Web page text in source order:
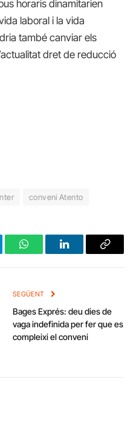
horaris dinamitarien
laboral i la vida
també canviar els
dret de reducció
conveni Atento
WhatsAppLinkedInCopy
SEGÜENT
Bages Exprés: deu dies de
vaga indefinida per fer que es
compleixi el conveni